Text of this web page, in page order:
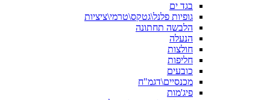
בגד ים
גופיות פלנל\גטקס\טרמי\ציציות
הלבשה תחתונה
הנעלה
חולצות
חליפות
כובעים
מכנסיים\דגמ"ח
פיג'מות